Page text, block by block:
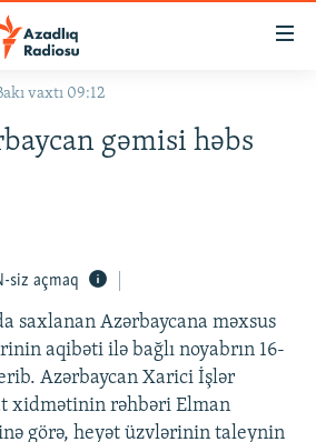
vaxtı 09:12
gəmisi həbs
siz açmaq
saxlanan Azərbaycana məxsus
aqibəti ilə bağlı noyabrın 16-
Azərbaycan Xarici İşlər
xidmətinin rəhbəri Elman
görə, heyət üzvlərinin taleynin